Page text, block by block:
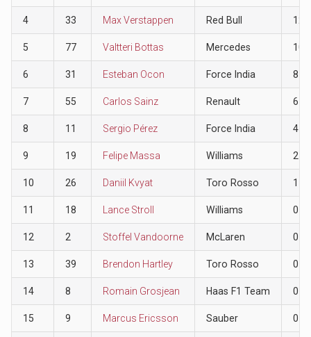
4 33 Max Verstappen Red Bull 12
5 77 Valtteri Bottas Mercedes 10
6 31 Esteban Ocon Force India 8
7 55 Carlos Sainz Renault 6
8 11 Sergio Pérez Force India 4
9 19 Felipe Massa Williams 2
10 26 Daniil Kvyat Toro Rosso 1
11 18 Lance Stroll Williams 0
12 2 Stoffel Vandoorne McLaren 0
13 39 Brendon Hartley Toro Rosso 0
14 8 Romain Grosjean Haas F1 Team 0
15 9 Marcus Ericsson Sauber 0